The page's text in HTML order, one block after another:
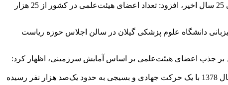
رئیس هیئت عالی جذب اعضای هیئت‌علمی دانشگاهها و موسسات آموزش عالی با اشاره به رشد فزاینده اعضای هیئت‌علمی در کشور طی 25 سال اخیر، افزود: تعداد اعضای هیئت‌علمی در کشور از 25 هزار
دانشگاه علوم پزشکی گیلان در سالن اجلاس حوزه ریاست
بر جذب اعضای هیئت‌علمی بر اساس آمایش سرزمینی، اظهار کرد:
وی با اشاره به رشد فزاینده اعضای هیئت‌علمی در کشور طی 25 سال اخیر، افزود: تعداد اعضای هیئت‌علمی در کشور از 25 هزار نفر در سال 1378 با یک حرکت جهادی و بسیجی به حدود یک‌صد هزار نفر رسیده